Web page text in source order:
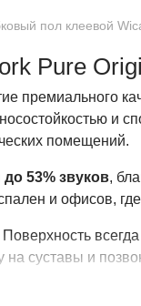
пол клеевой
Pure
премиального
и
помещений.
до 53% звуков,
и офисов,
суставы и